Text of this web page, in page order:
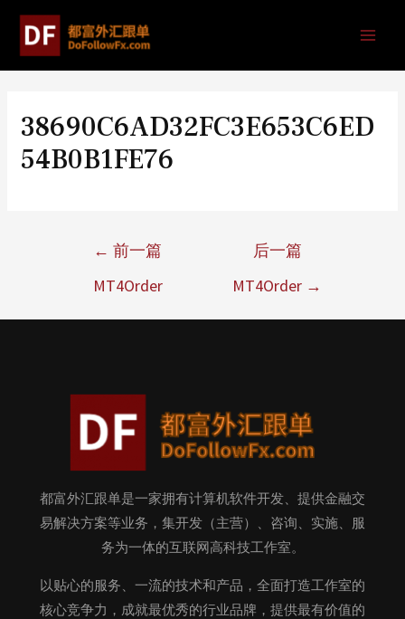
38690C6AD32FC3E653C6ED
54B0B1FE76
← 前一篇
MT4Order
后一篇
MT4Order →
都富外汇跟单是一家拥有计算机软件开发、提供金融交
易解决方案等业务，集开发（主营）、咨询、实施、服
务为一体的互联网高科技工作室。
以贴心的服务、一流的技术和产品，全面打造工作室的
核心竞争力，成就最优秀的行业品牌，提供最有价值的